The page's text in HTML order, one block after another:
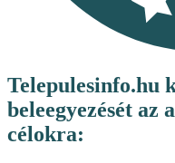
Telepulesinfo.hu
beleegyezését az
célokra: